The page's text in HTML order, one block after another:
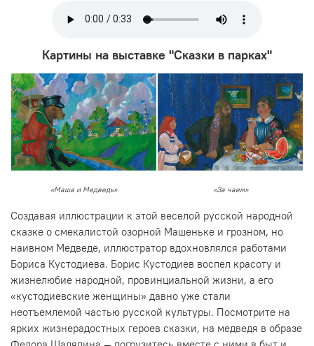
Картины на выставке "Сказки в парках"
«Маша и Медведь» «За чаем»
Создавая иллюстрации к этой веселой русской народной
сказке о смекалистой озорной Машеньке и грозном, но
наивном Медведе, иллюстратор вдохновлялся работами
Бориса Кустодиева. Борис Кустодиев воспел красоту и
жизнелюбие народной, провинциальной жизни, а его
«кустодиевские женщины» давно уже стали
неотъемлемой частью русской культуры. Посмотрите на
ярких жизнерадостных героев сказки, на медведя в образе